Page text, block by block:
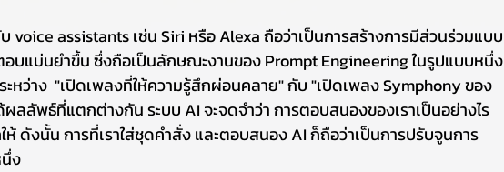
voice assistants เช่น Siri หรือ Alexa ถือว่าเป็นการสร้างการมีส่วนร่วมแบบ
อบแม่นยำขึ้น ซึ่งถือเป็นลักษณะงานของ Prompt Engineering ในรูปแบบหนึ่ง
ะหว่าง  "เปิดเพลงที่ให้ความรู้สึกผ่อนคลาย" กับ "เปิดเพลง Symphony ของ
ผลลัพธ์ที่แตกต่างกัน ระบบ AI จะจดจำว่า การตอบสนองของเราเป็นอย่างไร
ดังนั้น การที่เราใส่ชุดคำสั่ง และตอบสนอง AI ก็ถือว่าเป็นการปรับจูนการ
ง